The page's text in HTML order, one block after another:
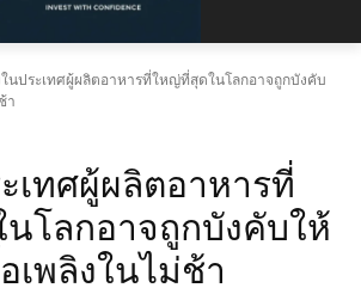
นประเทศผู้ผลิตอาหารที่ใหญ่ที่สุดในโลกอาจถูกบังคับ
า
เทศผู้ผลิตอาหารที่
โลกอาจถูกบังคับให้
เพลิงในไม่ช้า